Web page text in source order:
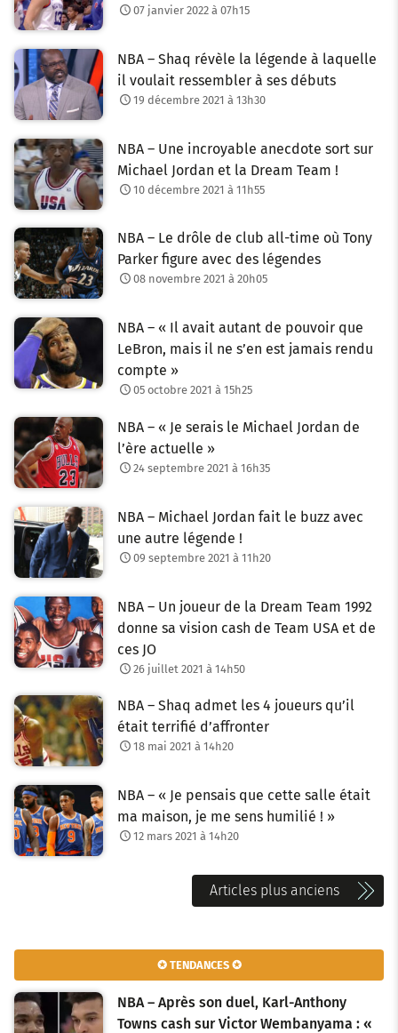
07 janvier 2022 à 07h15
NBA – Shaq révèle la légende à laquelle
il voulait ressembler à ses débuts
19 décembre 2021 à 13h30
NBA – Une incroyable anecdote sort sur
Michael Jordan et la Dream Team !
10 décembre 2021 à 11h55
NBA – Le drôle de club all-time où Tony
Parker figure avec des légendes
08 novembre 2021 à 20h05
NBA – « Il avait autant de pouvoir que
LeBron, mais il ne s’en est jamais rendu
compte »
05 octobre 2021 à 15h25
NBA – « Je serais le Michael Jordan de
l’ère actuelle »
24 septembre 2021 à 16h35
NBA – Michael Jordan fait le buzz avec
une autre légende !
09 septembre 2021 à 11h20
NBA – Un joueur de la Dream Team 1992
donne sa vision cash de Team USA et de
ces JO
26 juillet 2021 à 14h50
NBA – Shaq admet les 4 joueurs qu’il
était terrifié d’affronter
18 mai 2021 à 14h20
NBA – « Je pensais que cette salle était
ma maison, je me sens humilié ! »
12 mars 2021 à 14h20
v
i
g
Articles plus anciens
✪ TENDANCES ✪
NBA – Après son duel, Karl-Anthony
Towns cash sur Victor Wembanyama : «